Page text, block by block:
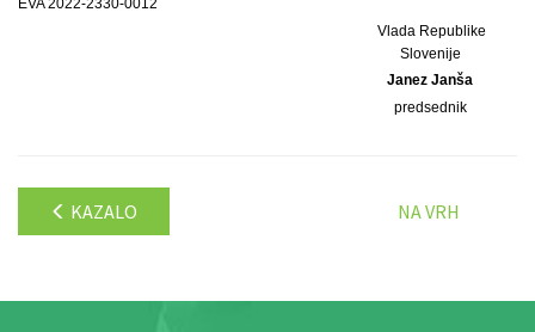
EVA 2022-2330-0012
Vlada Republike
Slovenije
Janez Janša
predsednik
KAZALO NA VRH